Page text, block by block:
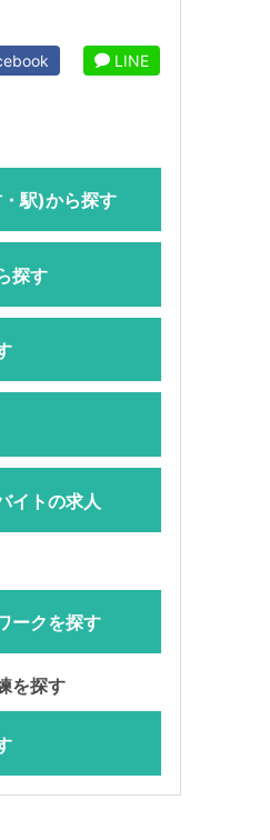
LINE
駅)から探す
探す
イトの求人
ークを探す
を探す